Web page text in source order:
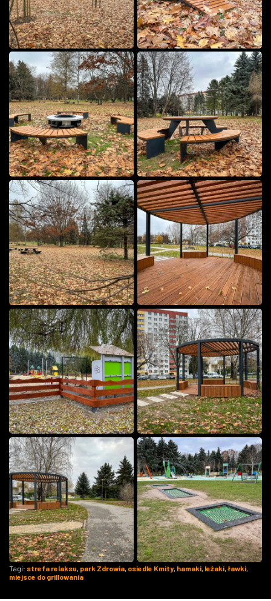
Tagi: strefa relaksu, park Zdrowia, osiedle Kmity, hamaki, leżaki, ławki,
miejsce do grillowania